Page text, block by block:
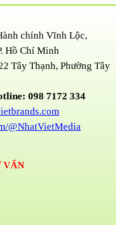
chính Vĩnh Lộc,
Hồ Chí Minh
Tây Thạnh, Phường Tây
098 7172 334
@NhatVietMedia
VẤN